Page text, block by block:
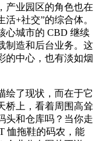
产业园区的角色也在
+社交”的综合体。
心城市的 CBD 继续
制造和后台业务。这
的中心，也有淡如烟
绘了现状，而在于它
桥上，看着周围高耸
头和仓库吗？当你走
恤拖鞋的码农，能